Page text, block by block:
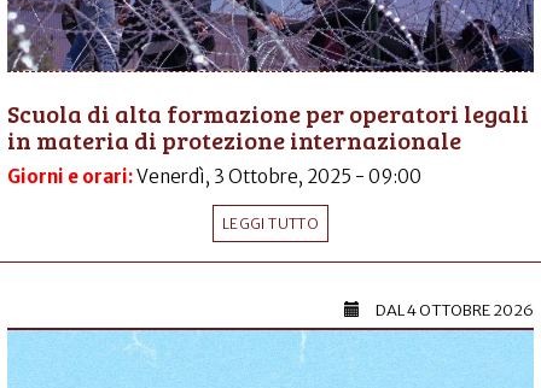
Scuola di alta formazione per operatori legali
in materia di protezione internazionale
Giorni e orari:Venerdì, 3 Ottobre, 2025 - 09:00
LEGGI TUTTO
DAL4 OTTOBRE 2026